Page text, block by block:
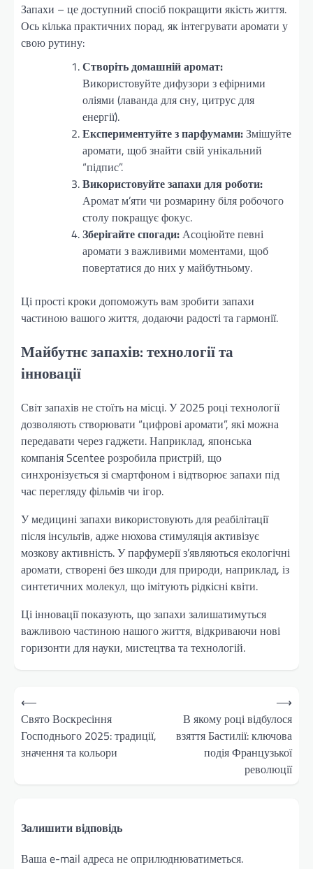
Запахи – це доступний спосіб покращити якість життя.
Ось кілька практичних порад, як інтегрувати аромати у
свою рутину:
Створіть домашній аромат:
Використовуйте дифузори з ефірними
оліями (лаванда для сну, цитрус для
енергії).
Експериментуйте з парфумами:Змішуйте
аромати, щоб знайти свій унікальний
“підпис”.
Використовуйте запахи для роботи:
Аромат м’яти чи розмарину біля робочого
столу покращує фокус.
Зберігайте спогади:Асоціюйте певні
аромати з важливими моментами, щоб
повертатися до них у майбутньому.
Ці прості кроки допоможуть вам зробити запахи
частиною вашого життя, додаючи радості та гармонії.
Майбутнє запахів: технології та
інновації
Світ запахів не стоїть на місці. У 2025 році технології
дозволяють створювати “цифрові аромати”, які можна
передавати через гаджети. Наприклад, японська
компанія Scentee розробила пристрій, що
синхронізується зі смартфоном і відтворює запахи під
час перегляду фільмів чи ігор.
У медицині запахи використовують для реабілітації
після інсультів, адже нюхова стимуляція активізує
мозкову активність. У парфумерії з’являються екологічні
аромати, створені без шкоди для природи, наприклад, із
синтетичних молекул, що імітують рідкісні квіти.
Ці інновації показують, що запахи залишатимуться
важливою частиною нашого життя, відкриваючи нові
горизонти для науки, мистецтва та технологій.
Навігація
записів
⟵
Свято Воскресіння
Господнього 2025: традиції,
значення та кольори
В якому році відбулося
взяття Бастилії: ключова
подія Французької
революції
⟶
Залишити відповідь
Ваша e-mail адреса не оприлюднюватиметься.